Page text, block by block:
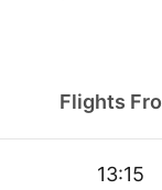
Flights
13:15